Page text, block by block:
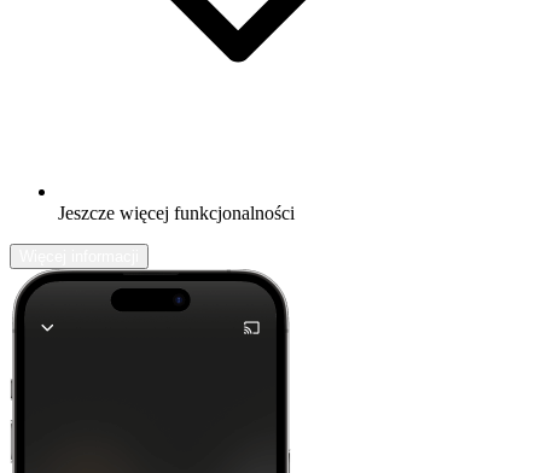
Jeszcze więcej funkcjonalności